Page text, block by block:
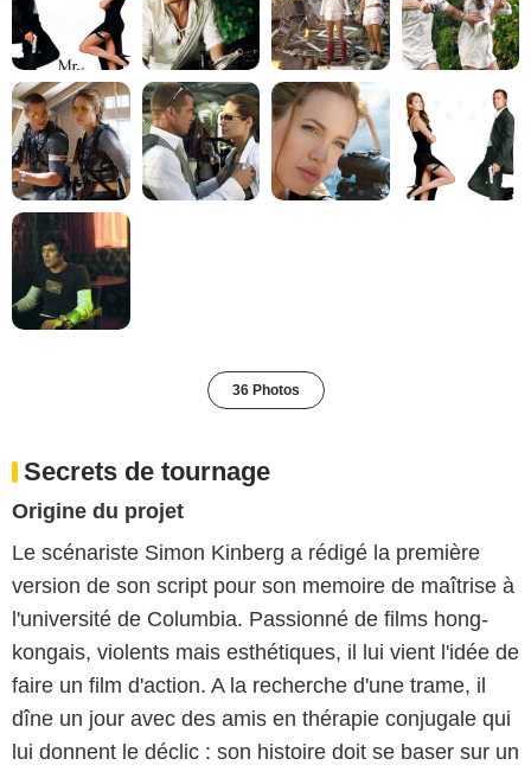
36 Photos
Secrets de tournage
Origine du projet
Le scénariste Simon Kinberg a rédigé la première
version de son script pour son memoire de maîtrise à
l'université de Columbia. Passionné de films hong-
kongais, violents mais esthétiques, il lui vient l'idée de
faire un film d'action. A la recherche d'une trame, il
dîne un jour avec des amis en thérapie conjugale qui
lui donnent le déclic : son histoire doit se baser sur un